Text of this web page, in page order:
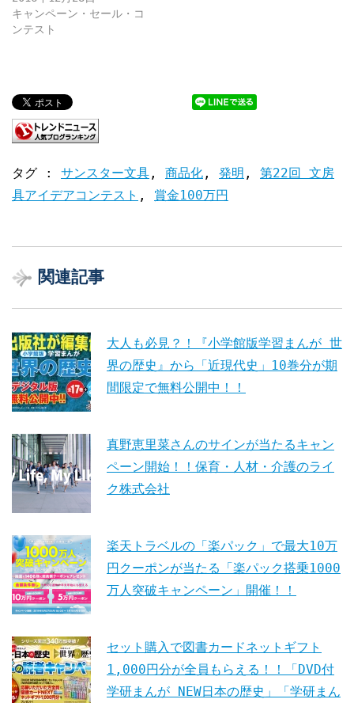
キャンペーン・セール・コ
ンテスト
タグ : サンスター文具 , 商品化 , 発明 , 第22回 文房
具アイデアコンテスト , 賞金100万円
関連記事
大人も必見？！『小学館版学習まんが 世
界の歴史』から「近現代史」10巻分が期
間限定で無料公開中！！
真野恵里菜さんのサインが当たるキャン
ペーン開始！！保育・人材・介護のライ
ク株式会社
楽天トラベルの「楽パック」で最大10万
円クーポンが当たる「楽パック搭乗1000
万人突破キャンペーン」開催！！
セット購入で図書カードネットギフト
1,000円分が全員もらえる！！「DVD付
学研まんが NEW日本の歴史」「学研まん